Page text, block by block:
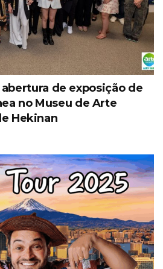
de exposição de
no Museu de Arte
Hekinan